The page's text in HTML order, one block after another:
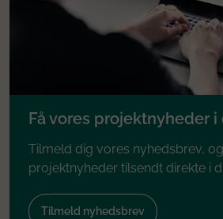
Få vores projektnyheder
Tilmeld dig vores nyhedsbrev,
projektnyheder tilsendt direkte i
Tilmeld nyhedsbrev